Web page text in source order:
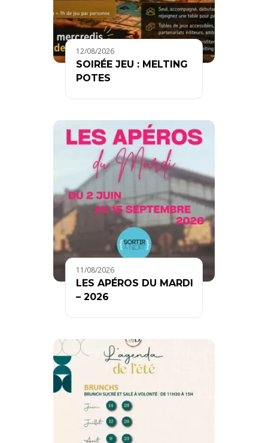
12/08/2026
SOIRÉE JEU : MELTING
POTES
11/08/2026
LES APÉROS DU MARDI
– 2026